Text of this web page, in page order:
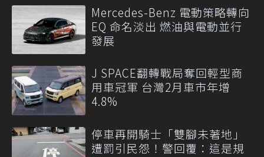
Mercedes-Benz 電動策略轉向
EQ 命名淡出 燃油與電動並行
發展
J SPACE翻轉戰局奪回輕型商
用車冠軍 台灣2月車市年增
4.8%
停車再開騎士「雙腳未著地」
遭罰引民怨！警回覆：這是規